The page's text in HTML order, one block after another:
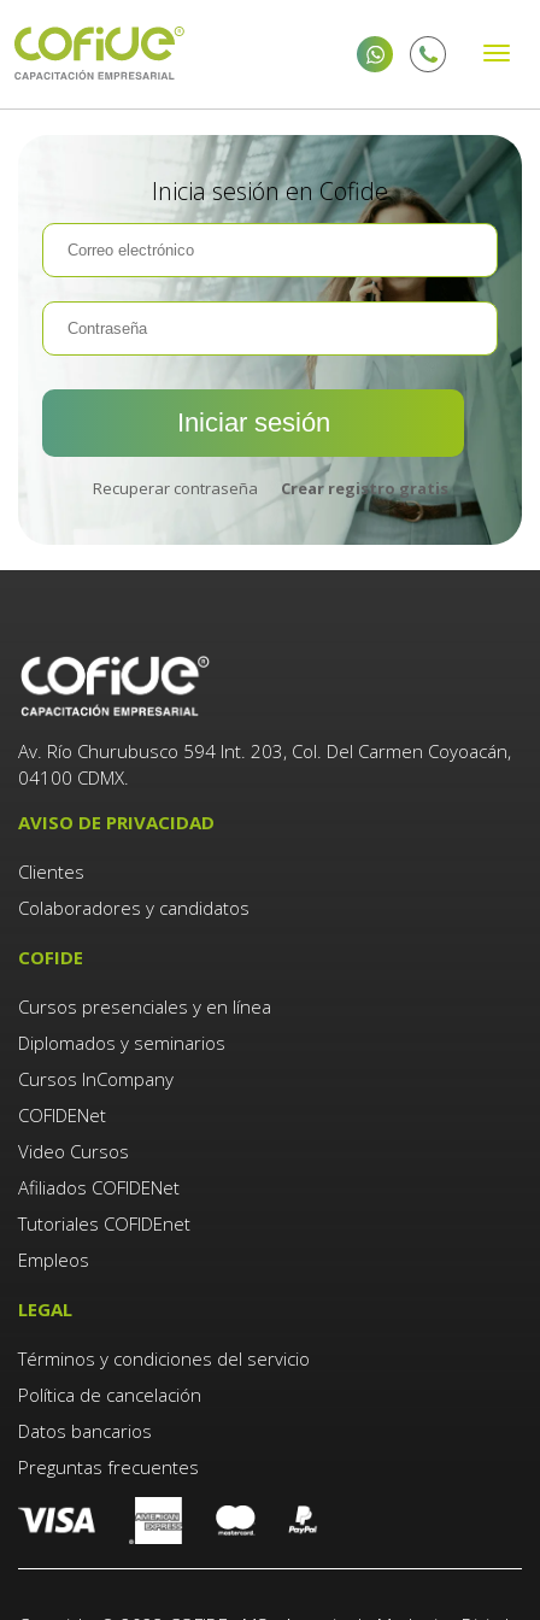
Inicia sesión en Cofide
Recuperar contraseña Crear registro gratis
Av. Río Churubusco 594 Int. 203, Col. Del Carmen Coyoacán,
04100 CDMX.
AVISO DE PRIVACIDAD
Clientes
Colaboradores y candidatos
COFIDE
Cursos presenciales y en línea
Diplomados y seminarios
Cursos InCompany
COFIDENet
Video Cursos
Afiliados COFIDENet
Tutoriales COFIDEnet
Empleos
LEGAL
Términos y condiciones del servicio
Política de cancelación
Datos bancarios
Preguntas frecuentes